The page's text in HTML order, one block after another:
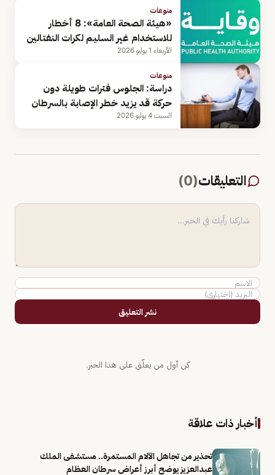
منوعات
«هيئة الصحة العامة»: 8 أخطار
للاستخدام غير السليم لكرات النفتالين
الأربعاء 1 يوليو 2026
منوعات
دراسة: الجلوس فترات طويلة دون
حركة قد يزيد خطر الإصابة بالسرطان
السبت 4 يوليو 2026
التعليقات(
0
)
نشر التعليق
كن أول من يعلّق على هذا الخبر.
أخبار ذات علاقة
تحذير من تجاهل الآلام المستمرة.. مستشفى الملك
عبدالعزيز يوضح أبرز أعراض سرطان العظام